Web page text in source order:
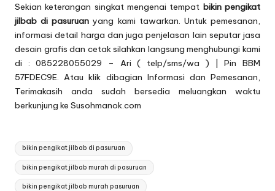
Sekian keterangan singkat mengenai tempat bikin pengikat
jilbab di pasuruanyang kami tawarkan. Untuk pemesanan,
informasi detail harga dan juga penjelasan lain seputar jasa
desain grafis dan cetak silahkan langsung menghubungi kami
di : 085228055029 – Ari ( telp/sms/wa ) | Pin BBM
57FDEC9E. Atau klik dibagian Informasi dan Pemesanan
Terimakasih anda sudah bersedia meluangkan waktu
berkunjung ke Susohmanok.com
Tags:
bikin pengikat jilbab di pasuruan
bikin pengikat jilbab murah di pasuruan
bikin pengikat jilbab murah pasuruan